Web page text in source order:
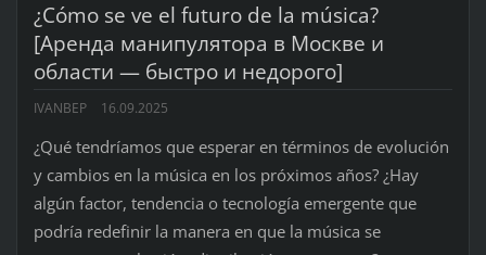
¿Cómo se ve el futuro de la música?
[Аренда манипулятора в Москве и
области — быстро и недорого]
IVANBEP 16.09.2025
¿Qué tendríamos que esperar en términos de evolución
y cambios en la música en los próximos años? ¿Hay
algún factor, tendencia o tecnología emergente que
podría redefinir la manera en que la música se